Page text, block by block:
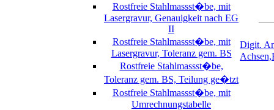
Rostfreie Stahlmassst�be, mit
Lasergravur, Genauigkeit nach EG
II
Rostfreie Stahlmassst�be, mit
Lasergravur, Toleranz gem. BS
Rostfreie Stahlmassst�be,
Toleranz gem. BS, Teilung ge�tzt
Rostfreie Stahlmassst�be, mit
Umrechnungstabelle
Digit.